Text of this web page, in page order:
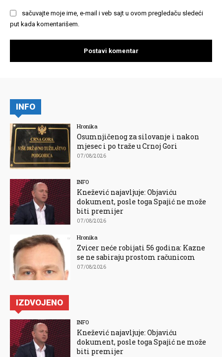
sačuvajte moje ime, e-mail i veb sajt u ovom pregledaču sledeći
put kada komentarišem.
INFO
Hronika
Osumnjičenog za silovanje i nakon
mjesec i po traže u Crnoj Gori
07/08/2026
INFO
Knežević najavljuje: Objaviću
dokument, posle toga Spajić ne može
biti premijer
07/08/2026
Hronika
Zvicer neće robijati 56 godina: Kazne
se ne sabiraju prostom računicom
07/08/2026
IZDVOJENO
INFO
Knežević najavljuje: Objaviću
dokument, posle toga Spajić ne može
biti premijer